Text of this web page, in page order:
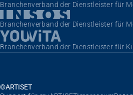
Branchenverband der Dienstleister für
Branchenverband der Dienstleister für
Branchenverband der Dienstleister für
©ARTISET